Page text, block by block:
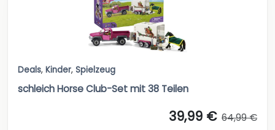
Deals, Kinder, Spielzeug
schleich Horse Club-Set mit 38 Teilen
39,99 € 64,99 €